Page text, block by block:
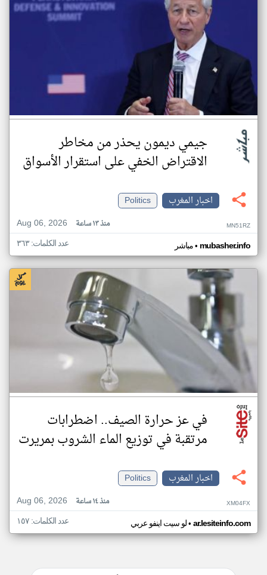
جيمي ديمون يحذر من مخاطر
الاقتراض الخفي على استقرار الأسواق
اخبار المغرب
Politics
Aug 06, 2026
منذ ١٣ ساعة MN51RZ
مباشر• mubasher.info عدد الكلمات: ٣٦٣
في عز حرارة الصيف.. اضطرابات
مرتقبة في توزيع الماء الشروب بمريرت
اخبار المغرب
Politics
Aug 06, 2026
منذ ١٤ ساعة XM04FX
لو سيت اينفو عربي• ar.lesiteinfo.com عدد الكلمات: ١٥٧